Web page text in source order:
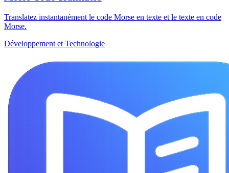
Translatez instantanément le code Morse en texte et le texte en code
Morse.
Développement et Technologie